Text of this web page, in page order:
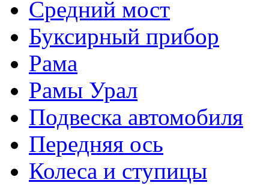
Средний мост
Буксирный прибор
Рама
Рамы Урал
Подвеска автомобиля
Передняя ось
Колеса и ступицы